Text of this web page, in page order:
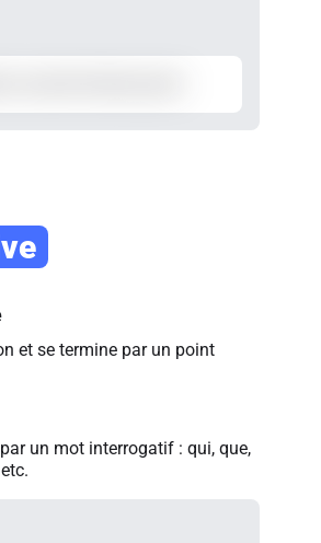
et se termine par un point
un mot interrogatif : qui, que,